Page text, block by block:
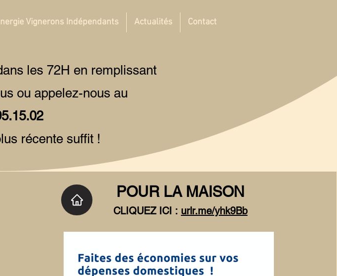
Vignerons Indépendants Actualités Contact
les 72H en remplissant
ou appelez-nous au
récente suffit !
POUR LA MAISON
CLIQUEZ ICI : urlr.me/yhk9Bb